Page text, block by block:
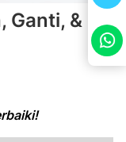
Ganti, &